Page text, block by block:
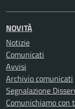
NOVITÀ
Notizie
Comunicati
Avvisi
Archivio comunicati
Segnalazione
Comunichiamo con